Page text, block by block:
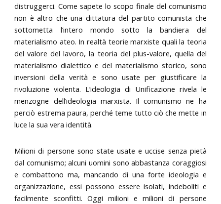
distruggerci. Come sapete lo scopo finale del comunismo
non è altro che una dittatura del partito comunista che
sottometta l’intero mondo sotto la bandiera del
materialismo ateo. In realtà teorie marxiste quali la teoria
del valore del lavoro, la teoria del plus-valore, quella del
materialismo dialettico e del materialismo storico, sono
inversioni della verità e sono usate per giustificare la
rivoluzione violenta. L’ideologia di Unificazione rivela le
menzogne dell’ideologia marxista. Il comunismo ne ha
perciò estrema paura, perché teme tutto ciò che mette in
luce la sua vera identità.
Milioni di persone sono state usate e uccise senza pietà
dal comunismo; alcuni uomini sono abbastanza coraggiosi
e combattono ma, mancando di una forte ideologia e
organizzazione, essi possono essere isolati, indeboliti e
facilmente sconfitti. Oggi milioni e milioni di persone